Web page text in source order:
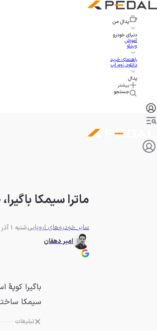
پدال من
دنیای خودرو
آموزش
ویدئو
راهنمای خرید
دانلود زوم اپ
پدال
بیشتر
جستجو
ماترا سیمکا
سایر خودروهای اروپاییشنبه 1 آذر 1404 - 08:00
امیر دهقان
سیمکا
تبلیغات